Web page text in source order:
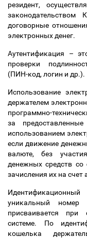
резидент,
договорные
электронных денег.
Аутентификация –
проверки
(ПИН-код, логин и др.).
Использование
держателем
программно-
за
использованием
если движение
валюте, без
денежных средств со
зачисления их на счет
уникальный номер
присваивается при
системе. По
кошелька